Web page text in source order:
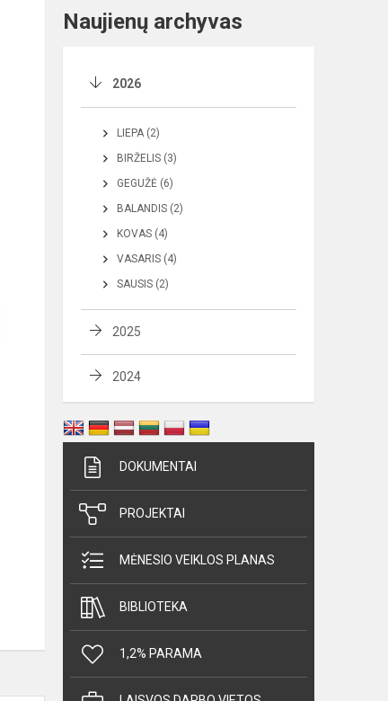
Naujienų archyvas
2026
LIEPA (2)
BIRŽELIS (3)
GEGUŽĖ (6)
BALANDIS (2)
KOVAS (4)
VASARIS (4)
SAUSIS (2)
2025
2024
DOKUMENTAI
PROJEKTAI
MĖNESIO VEIKLOS PLANAS
BIBLIOTEKA
1,2% PARAMA